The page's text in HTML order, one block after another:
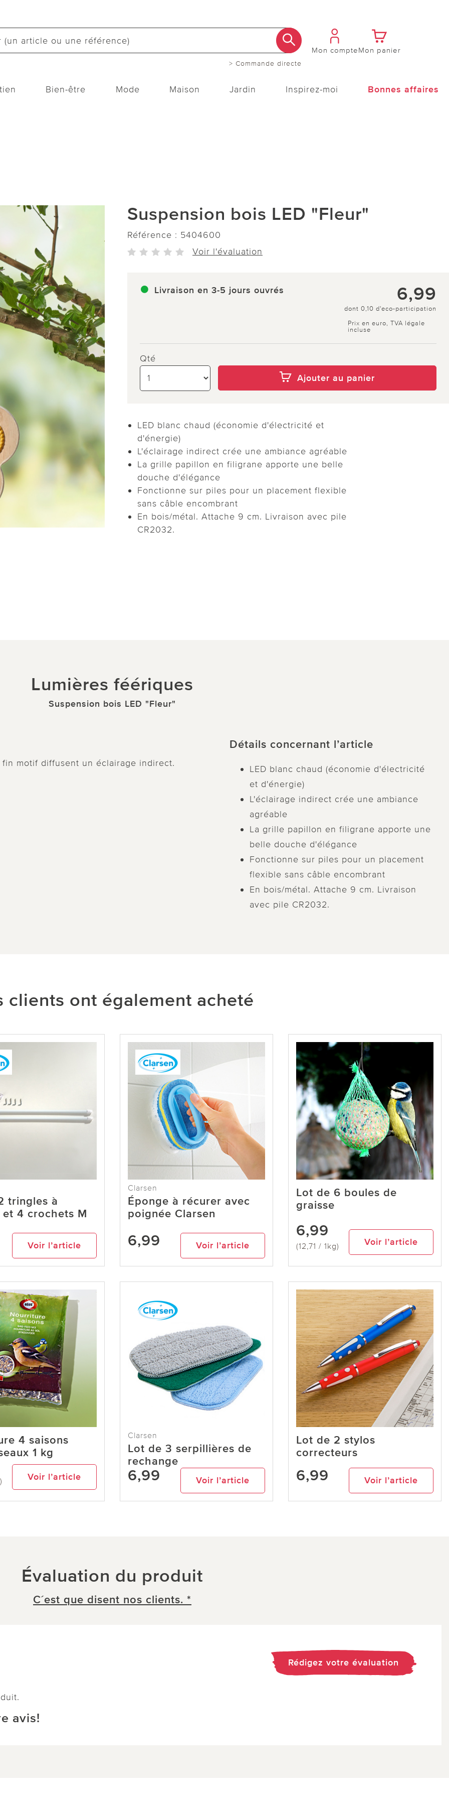
> Commande directe
Mon compteMon panier
Bien-être Mode Maison Jardin Inspirez-moi Bonnes affaires
Suspension bois LED "Fleur"
Référence : 5404600
Voir l'évaluation
Livraison en 3-5 jours ouvrés 6,99
dont 0,10 d'eco-participation
Prix en euro, TVA légale
incluse
Qté
Ajouter au panier
LED blanc chaud (économie d'électricité et
d'énergie)
L'éclairage indirect crée une ambiance agréable
La grille papillon en filigrane apporte une belle
douche d'élégance
Fonctionne sur piles pour un placement flexible
sans câble encombrant
En bois/métal. Attache 9 cm. Livraison avec pile
CR2032.
Lumières féériques
Suspension bois LED "Fleur"
motif diffusent un éclairage indirect.
Détails concernant l’article
LED blanc chaud (économie d'électricité
et d'énergie)
L'éclairage indirect crée une ambiance
agréable
La grille papillon en filigrane apporte une
belle douche d'élégance
Fonctionne sur piles pour un placement
flexible sans câble encombrant
En bois/métal. Attache 9 cm. Livraison
avec pile CR2032.
clients ont également acheté
tringles à
4 crochets M
Voir l’article
Clarsen
Éponge à récurer avec
poignée Clarsen
6,99 Voir l’article
Lot de 6 boules de
graisse
6,99
(12,71 / 1kg) Voir l’article
4 saisons
1 kg
Voir l’article
Clarsen
Lot de 3 serpillières de
rechange
6,99 Voir l’article
Lot de 2 stylos
correcteurs
6,99 Voir l’article
Évaluation du produit
C´est que disent nos clients. *
avis!
Rédigez votre évaluation